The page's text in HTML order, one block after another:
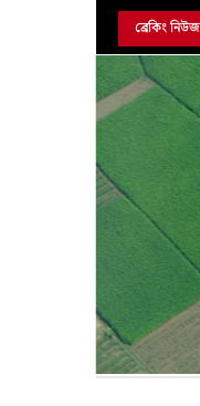
ব্রেকিং নিউজ